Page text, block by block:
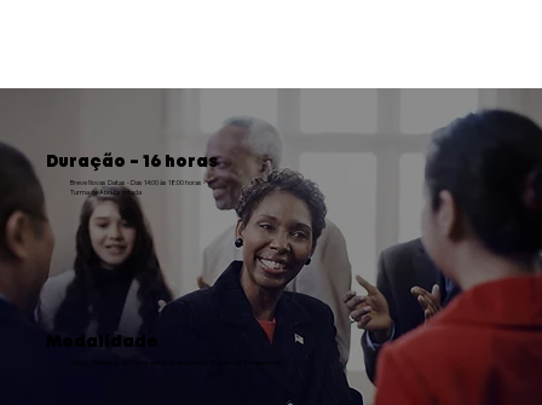
Duração - 16 horas
Breve Novas Datas - Das 14:00 às 18:00 horas -
Turma de Abril Esgotada
Modalidade